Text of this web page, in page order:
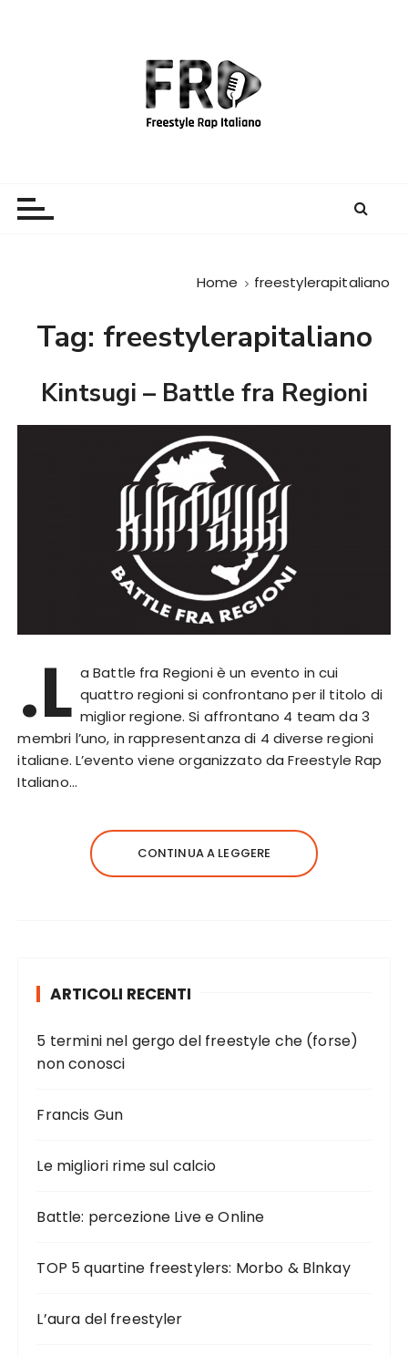
Home freestylerapitaliano
Tag: freestylerapitaliano
Kintsugi – Battle fra Regioni
.L a Battle fra Regioni è un evento in cui
quattro regioni si confrontano per il titolo di
miglior regione. Si affrontano 4 team da 3
membri l’uno, in rappresentanza di 4 diverse regioni
italiane. L’evento viene organizzato da Freestyle Rap
Italiano…
CONTINUA A LEGGERE
ARTICOLI RECENTI
5 termini nel gergo del freestyle che (forse)
non conosci
Francis Gun
Le migliori rime sul calcio
Battle: percezione Live e Online
TOP 5 quartine freestylers: Morbo & Blnkay
L’aura del freestyler